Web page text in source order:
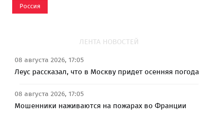
Россия
ЛЕНТА НОВОСТЕЙ
08 августа 2026, 17:05
Леус рассказал, что в Москву придет осенняя погода
08 августа 2026, 17:05
Мошенники наживаются на пожарах во Франции